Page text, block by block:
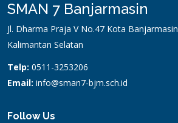
SMAN 7 Banjarmasin
Jl. Dharma Praja V No.47 Kota Banjarmasin
Kalimantan Selatan
Telp: 0511-3253206
Email: info@sman7-bjm.sch.id
Follow Us